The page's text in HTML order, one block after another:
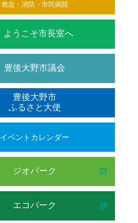
救急・消防・市民病院
ようこそ市長室へ
豊後大野市議会
豊後大野市
ふるさと大使
イベントカレンダー
ジオパーク
エコパーク